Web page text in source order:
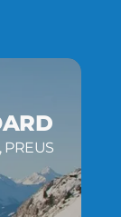
PREUS